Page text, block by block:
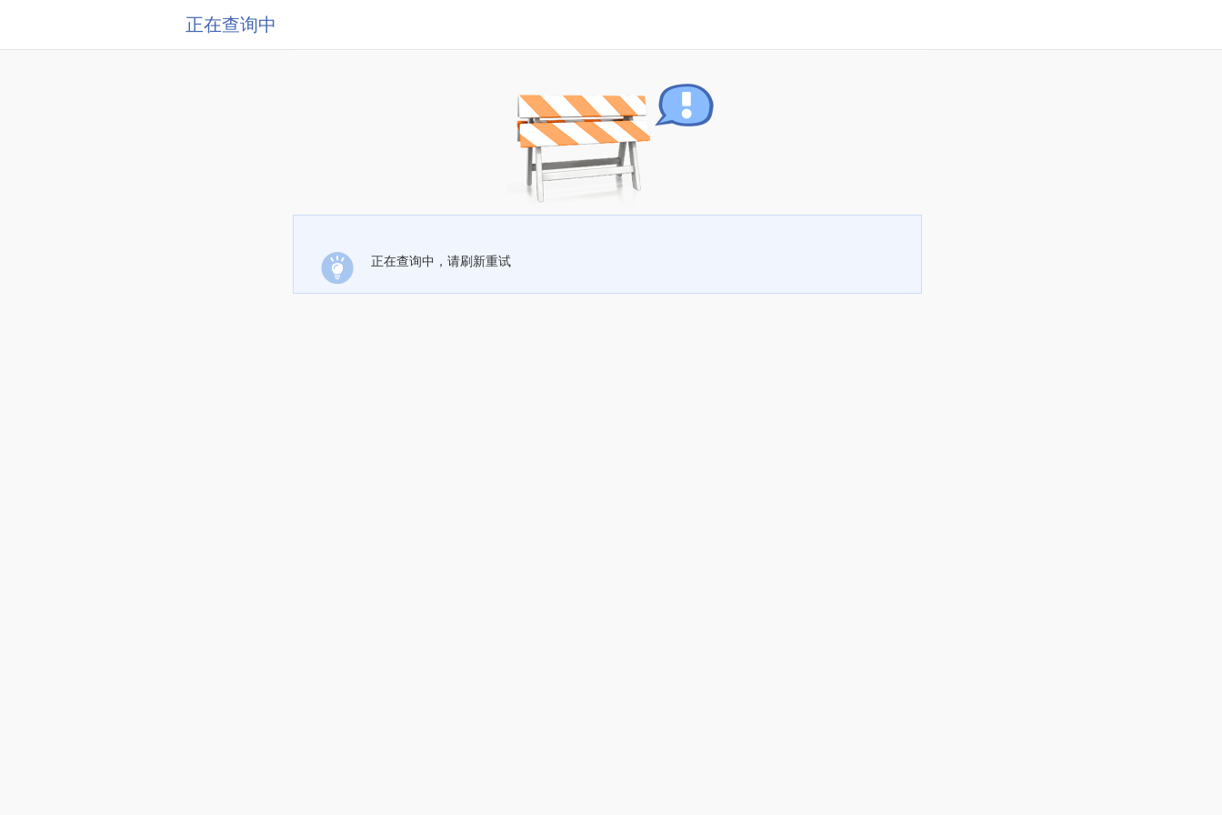
正在查询中
正在查询中，请刷新重试